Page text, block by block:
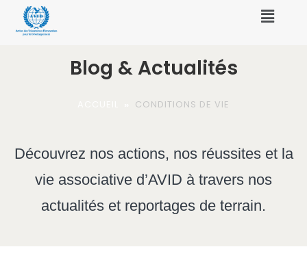
Blog & Actualités
CONDITIONS DE VIE
Découvrez nos actions, nos réussites et la
vie associative d’AVID à travers nos
actualités et reportages de terrain.